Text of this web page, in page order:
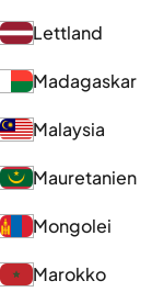
Lettland
Madagaskar
Malaysia
Mauretanien
Mongolei
Marokko